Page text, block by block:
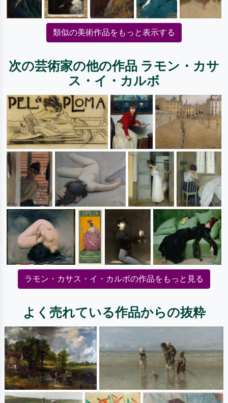
類似の美術作品をもっと表示する
次の芸術家の他の作品 ラモン・カサ
ス・イ・カルボ
ラモン・カサス・イ・カルボの作品をもっと見る
よく売れている作品からの抜粋